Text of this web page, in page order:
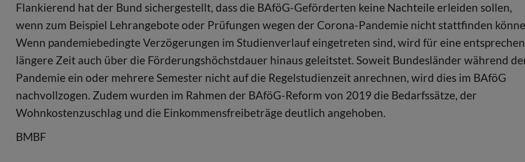
Flankierend hat der Bund sichergestellt, dass die BAföG-Geförderten keine Nachteile erleiden sollen,
wenn zum Beispiel Lehrangebote oder Prüfungen wegen der Corona-Pandemie nicht stattfinden
Wenn pandemiebedingte Verzögerungen im Studienverlauf eingetreten sind, wird für eine
längere Zeit auch über die Förderungshöchstdauer hinaus geleitstet. Soweit Bundesländer während
Pandemie ein oder mehrere Semester nicht auf die Regelstudienzeit anrechnen, wird dies im BAföG
nachvollzogen. Zudem wurden im Rahmen der BAföG-Reform von 2019 die Bedarfssätze, der
Wohnkostenzuschlag und die Einkommensfreibeträge deutlich angehoben.
BMBF